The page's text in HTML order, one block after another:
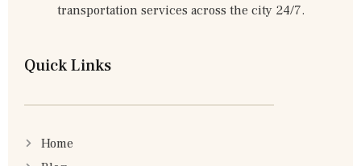
transportation services across the city 24/7.
Quick Links
Home